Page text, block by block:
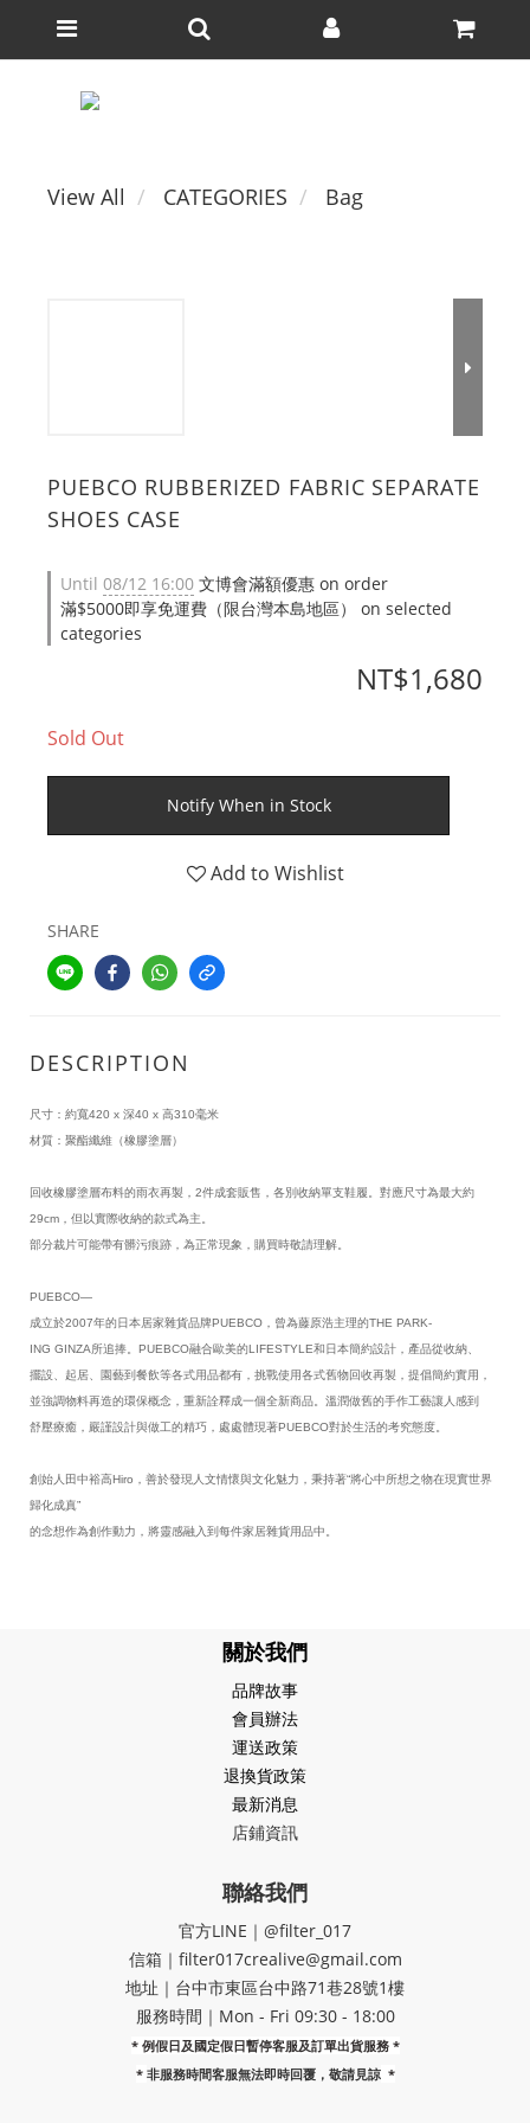
View All CATEGORIES Bag
PUEBCO RUBBERIZED FABRIC SEPARATE
SHOES CASE
Until 08/12 16:00 文博會滿額優惠 on order
滿$5000即享免運費（限台灣本島地區） on selected
categories
NT$1,680
Sold Out
Notify When in Stock
Add to Wishlist
SHARE
DESCRIPTION
尺寸：約寬420 x 深40 x 高310毫米
材質：聚酯纖維（橡膠塗層）
回收橡膠塗層布料的雨衣再製，2件成套販售，各別收納單支鞋履。 對應尺寸為最大約
29cm，但以實際收納的款式為主。
部分裁片可能帶有髒污痕跡，為正常現象，購買時敬請理解。
PUEBCO—
成立於2007年的日本居家雜貨品牌PUEBCO，曾為藤原浩主理的THE PARK-
ING GINZA所追捧。PUEBCO融合歐美的LIFESTYLE和日本簡約設計，產品從收納、
擺設、起居、園藝到餐飲等各式用品都有，挑戰使用各式舊物回收再製，提倡簡約實用，
並強調物料再造的環保概念，重新詮釋成一個全新商品。溫潤做舊的手作工藝讓人感到
舒壓療癒，嚴謹設計與做工的精巧，處處體現著PUEBCO對於生活的考究態度。
創始人田中裕高Hiro，善於發現人文情懷與文化魅力，秉持著“將心中所想之物在現實世界
歸化成真”
的念想作為創作動力，將靈感融入到每件家居雜貨用品中。
關於我們
品牌故事
會員辦法
運送政策
退換貨政策
最新消息
店鋪資訊
聯絡我們
官方LINE｜@filter_017
信箱｜filter017crealive@gmail.com
地址｜​台中市東區台中路71巷28號1樓
服務時間｜Mon - Fri 09:30 - 18:00
* 例假日及國定假日暫停客服及訂單出貨服務 *
* 非服務時間客服無法即時回覆，敬請見諒 *